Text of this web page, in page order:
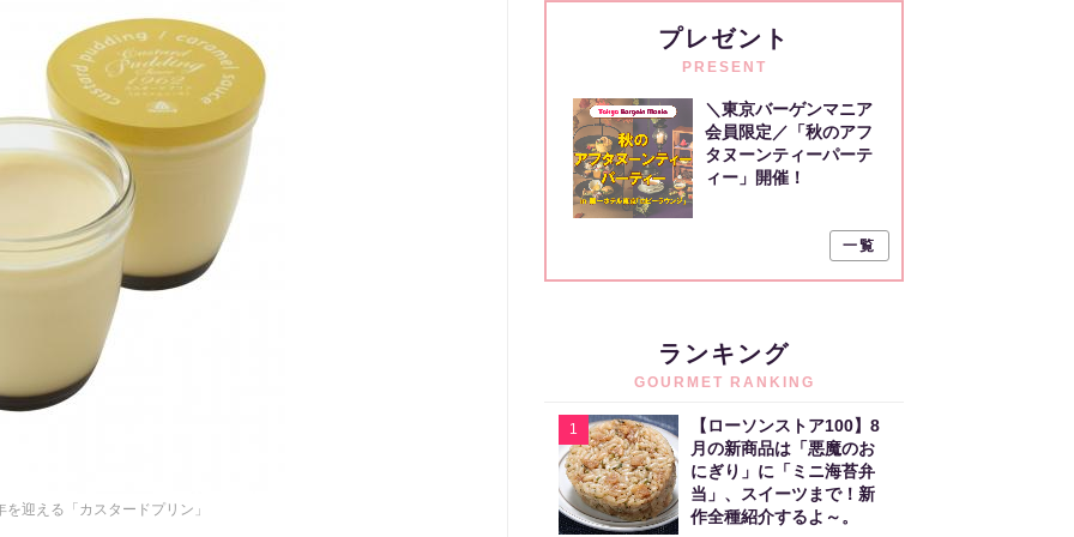
を迎える「カスタードプリン」
プレゼント
PRESENT
＼東京バーゲンマニア
会員限定／「秋のアフ
タヌーンティーパーテ
ィー」開催！
一覧
ランキング
GOURMET RANKING
1
【ローソンストア100】8
月の新商品は「悪魔のお
にぎり」に「ミニ海苔弁
当」、スイーツまで！新
作全種紹介するよ～。